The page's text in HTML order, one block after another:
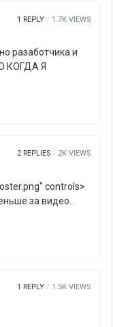
1 REPLY 1.7K VIEWS
2 REPLIES 2K VIEWS
1 REPLY 1.5K VIEWS